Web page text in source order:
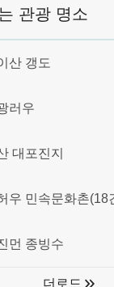
관광 명소
산 갱도
러우
대포진지
우 민속문화촌(18
먼 종빙수
더로드